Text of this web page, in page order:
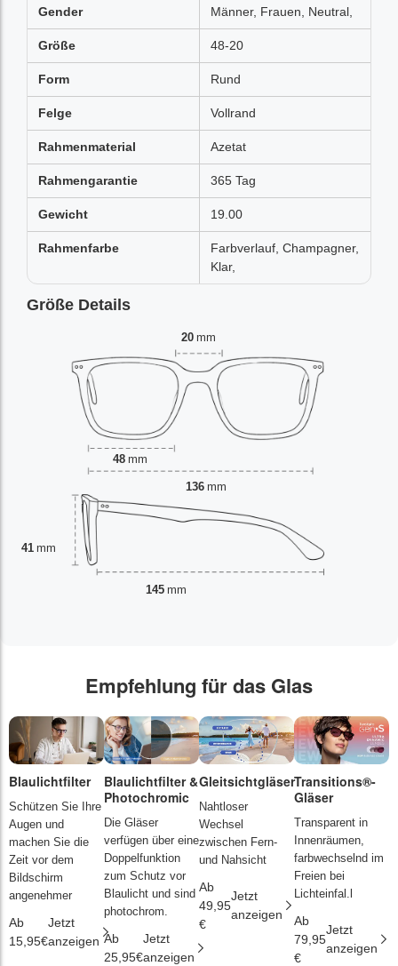
Gender Männer, Frauen, Neutral,
Größe 48-20
Form Rund
Felge Vollrand
Rahmenmaterial Azetat
Rahmengarantie 365 Tag
Gewicht 19.00
Rahmenfarbe
Farbverlauf, Champagner,
Klar,
Größe Details
20 mm
48 mm
41 mm
136 mm
145 mm
Empfehlung für das Glas
Blaulichtfilter
Schützen Sie Ihre
Augen und
machen Sie die
Zeit vor dem
Bildschirm
angenehmer
Ab
15,95€
Jetzt
anzeigen
Blaulichtfilter &
Photochromic
Die Gläser
verfügen über eine
Doppelfunktion
zum Schutz vor
Blaulicht und sind
photochrom.
Ab
25,95€
Jetzt
anzeigen
Gleitsichtgläser
Nahtloser
Wechsel
zwischen Fern-
und Nahsicht
Ab
49,95
€
Jetzt
anzeigen
Transitions®-
Gläser
Transparent in
Innenräumen,
farbwechselnd im
Freien bei
Lichteinfal.l
Ab
79,95
€
Jetzt
anzeigen